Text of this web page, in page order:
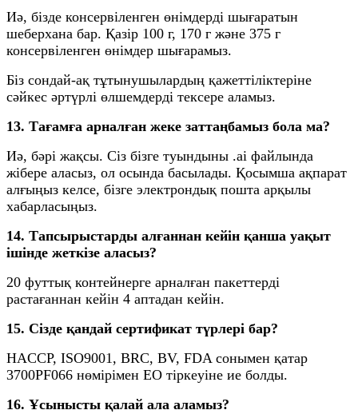
Иә, бізде консервіленген өнімдерді шығаратын
шеберхана бар. Қазір 100 г, 170 г және 375 г
консервіленген өнімдер шығарамыз.
Біз сондай-ақ тұтынушылардың қажеттіліктеріне
сәйкес әртүрлі өлшемдерді тексере аламыз.
13. Тағамға арналған жеке заттаңбамыз бола ма?
Иә, бәрі жақсы. Сіз бізге туындыны .ai файлында
жібере аласыз, ол осында басылады. Қосымша ақпарат
алғыңыз келсе, бізге электрондық пошта арқылы
хабарласыңыз.
14. Тапсырыстарды алғаннан кейін қанша уақыт
ішінде жеткізе аласыз?
20 футтық контейнерге арналған пакеттерді
растағаннан кейін 4 аптадан кейін.
15. Сізде қандай сертификат түрлері бар?
HACCP, ISO9001, BRC, BV, FDA сонымен қатар
3700PF066 нөмірімен ЕО тіркеуіне ие болды.
16. Ұсынысты қалай ала аламыз?